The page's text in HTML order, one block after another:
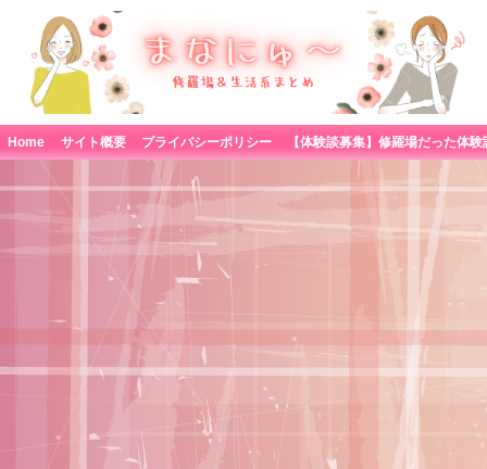
Home サイト概要 プライバシーポリシー